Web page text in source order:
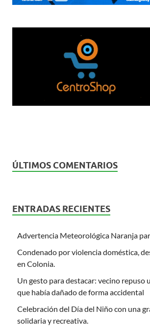
ÚLTIMOS COMENTARIOS
ENTRADAS RECIENTES
Advertencia Meteorológica Naranja
Condenado por violencia doméstica,
en Colonia.
Un gesto para destacar: vecino repuso
que había dañado de forma accidental
Celebración del Día del Niño con una
solidaria y recreativa.